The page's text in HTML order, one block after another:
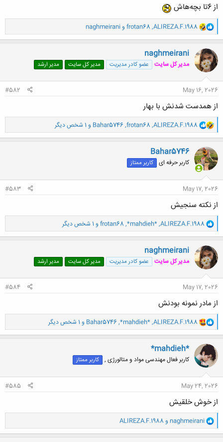
از 6تا بچه‌هاش
و
ا
ک
ش
ه
:
ALIREZA.F.1988
,
frotan68 و naghmeirani
naghmeirani
مدیر کل سایت عضو کادر مدیریت مدیر کل سایت مدیر ارشد
May 16, 2026
#582
از همدست شدنش با بهار
و
ا
ک
ن
ش
ه
ا
:
ALIREZA.F.1988
,
frotan68
,
Bahar5746 و 1 شخص دیگر
Bahar5746
کاربر حرفه ای کاربر ممتاز
May 17, 2026
#583
از نکته سنجیش
و
ا
ک
ن
ش
ه
ا
ALIREZA.F.1988
,
*mahdieh*
,
frotan68 و 1 شخص دیگر
naghmeirani
مدیر کل سایت عضو کادر مدیریت مدیر کل سایت مدیر ارشد
May 17, 2026
#584
از مادر نمونه بودنش
و
ا
ک
ن
ش
ه
:
ALIREZA.F.1988
,
*mahdieh*
,
Bahar5746 و 1 شخص دیگر
*mahdieh*
کاربر فعال مهندسی مواد و متالورژی , کاربر ممتاز
May 24, 2026
#585
از خوش خلقیش
و
ا
ک
naghmeirani و ALIREZA.F.1988